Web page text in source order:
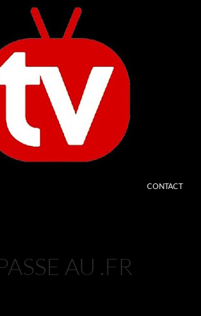
CONTACT
AU .FR